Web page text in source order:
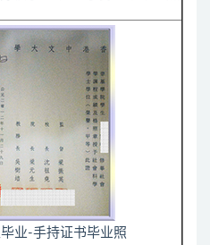
业-手持证书毕业照